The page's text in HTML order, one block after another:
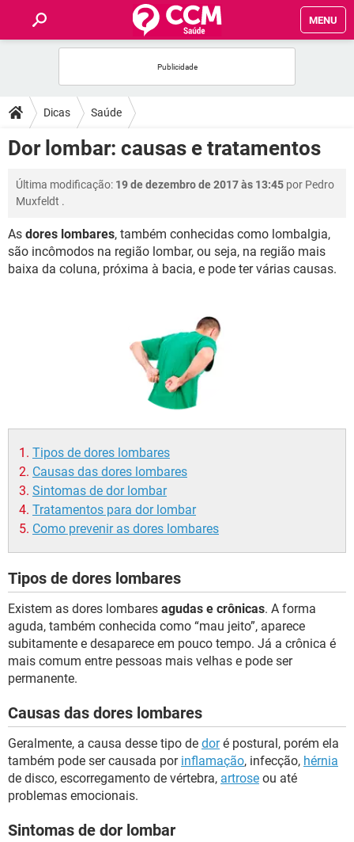
MENU
FÓRUM
SAÚDE
FAMÍLIA
BEM-ESTAR
Dicas Saúde
Dor lombar: causas e tratamentos
Última modificação: 19 de dezembro de 2017 às 13:45 por Pedro
Muxfeldt .
As dores lombares, também conhecidas como lombalgia,
são incômodos na região lombar, ou seja, na região mais
baixa da coluna, próxima à bacia, e pode ter várias causas.
Tipos de dores lombares
Causas das dores lombares
Sintomas de dor lombar
Tratamentos para dor lombar
Como prevenir as dores lombares
Tipos de dores lombares
Existem as dores lombares agudas e crônicas. A forma
aguda, também conhecida como “mau jeito”, aparece
subitamente e desaparece em pouco tempo. Já a crônica é
mais comum entre pessoas mais velhas e pode ser
permanente.
Causas das dores lombares
Geralmente, a causa desse tipo de doré postural, porém ela
também pode ser causada por inflamação, infecção, hérnia
de disco, escorregamento de vértebra, artrose ou até
problemas emocionais.
Sintomas de dor lombar